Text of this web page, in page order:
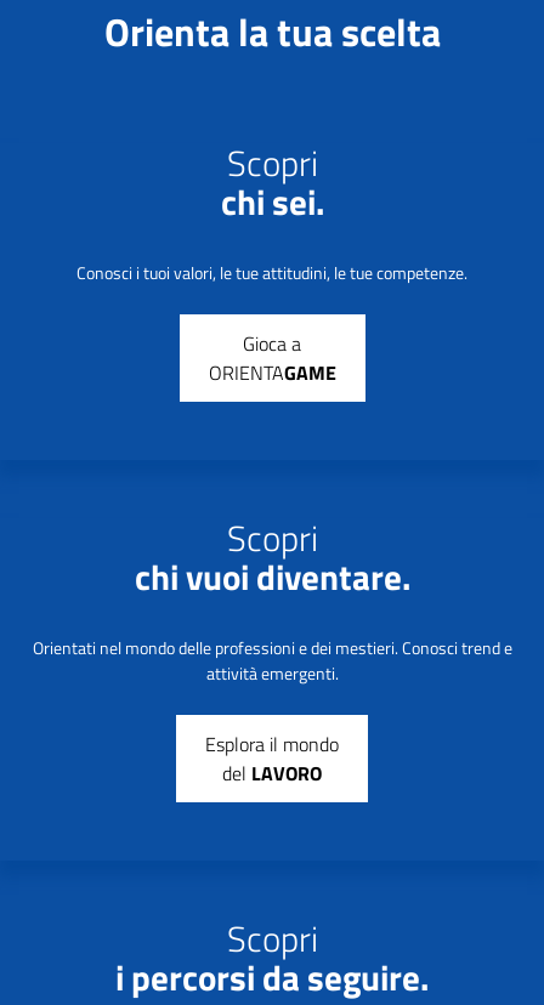
Orienta la tua scelta
Scopri
chi sei.
Conosci i tuoi valori, le tue attitudini, le tue competenze.
Gioca a
ORIENTAGAME
Scopri
chi vuoi diventare.
Orientati nel mondo delle professioni e dei mestieri. Conosci trend e
attività emergenti.
Esplora il mondo
del LAVORO
Scopri
i percorsi da seguire.